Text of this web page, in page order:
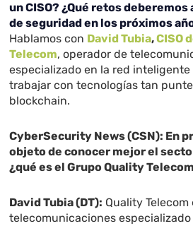
un CISO? ¿Qué retos
de seguridad en los próximos
Hablamos con David Tubia,CISO
Telecom, operador de
especializado en la red
trabajar con tecnologías tan
blockchain.
CyberSecurity News (CSN): En
objeto de conocer mejor el
¿qué es el Grupo Quality
David Tubia (DT): Quality
telecomunicaciones